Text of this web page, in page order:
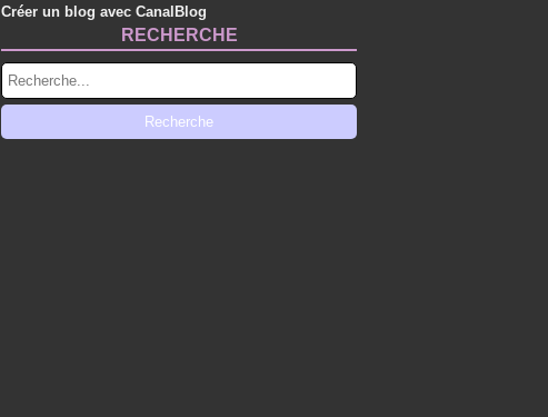
Créer un blog avec CanalBlog
RECHERCHE